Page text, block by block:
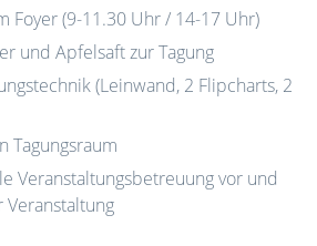
Foyer (9-11.30 Uhr / 14-17 Uhr)
und Apfelsaft zur Tagung
(Leinwand, 2 Flipcharts, 2
Tagungsraum
Veranstaltungsbetreuung vor und